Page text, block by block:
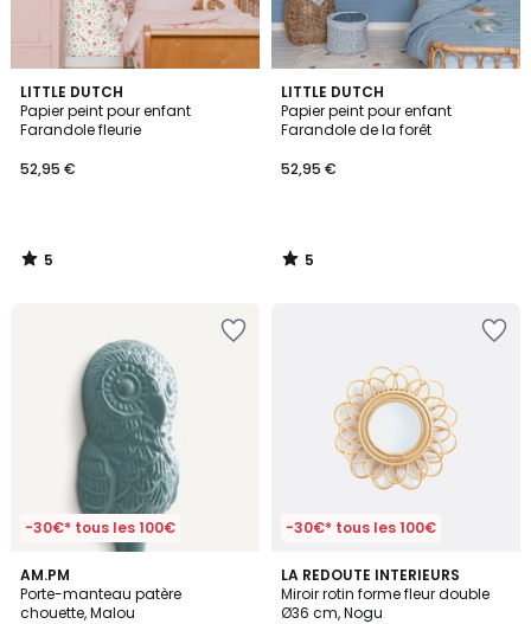
LITTLE DUTCH
Papier peint pour enfant
Farandole fleurie
52,95 €
5
/
5
5
/
LITTLE DUTCH
Papier peint pour enfant
Farandole de la forêt
52,95 €
5
/
5
5
/
-30€* tous les 100€
AM.PM
Porte-manteau patère
chouette, Malou
4,6
/ 5
-30€* tous les 100€
LA REDOUTE INTERIEURS
Miroir rotin forme fleur double
Ø36 cm, Nogu
4,2
/ 5